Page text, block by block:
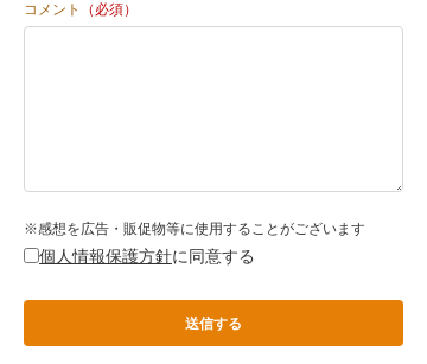
コメント （必須）
※感想を広告・販促物等に使用することがございます
個人情報保護方針に同意する